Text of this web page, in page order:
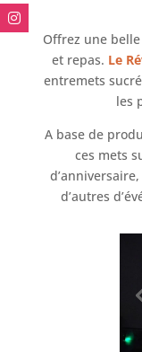
Offrez une
et repas. Le
entremets
les
A base de
ces mets
d’autres